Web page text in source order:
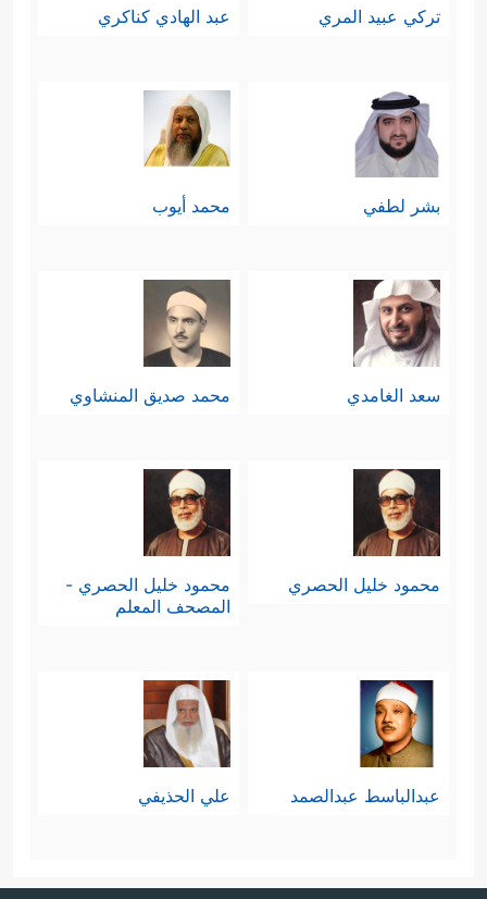
تركي عبيد المري عبد الهادي كناكري
بشر لطفي محمد أيوب
سعد الغامدي محمد صديق المنشاوي
محمود خليل الحصري
محمود خليل الحصري -
المصحف المعلم
عبدالباسط عبدالصمد علي الحذيفي